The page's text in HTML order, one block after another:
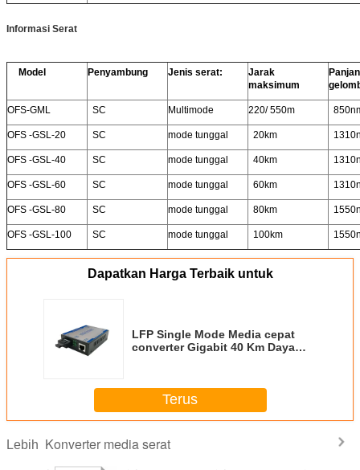
Informasi Serat
Model Penyambung Jenis serat:
Jarak
maksimum
OFS-GML SC Multimode 220/ 550m
OFS -GSL-20 SC mode tunggal 20km
OFS -GSL-40 SC mode tunggal 40km
OFS -GSL-60 SC mode tunggal 60km
OFS -GSL-80 SC mode tunggal 80km
OFS -GSL-100 SC mode tunggal 100km
Dapatkan Harga Terbaik untuk
LFP Single Mode Media cepat
converter Gigabit 40 Km Daya
Terus
Lebih Konverter media serat